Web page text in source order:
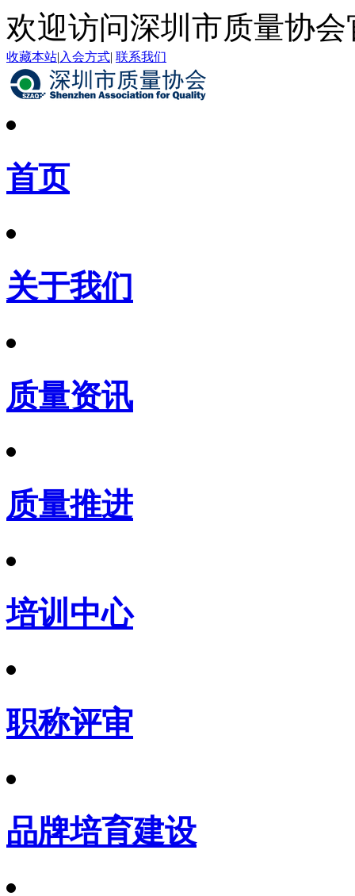
欢迎访问深圳市质量协会
收藏本站| 入会方式| 联系我们
首页
关于我们
质量资讯
质量推进
培训中心
职称评审
品牌培育建设